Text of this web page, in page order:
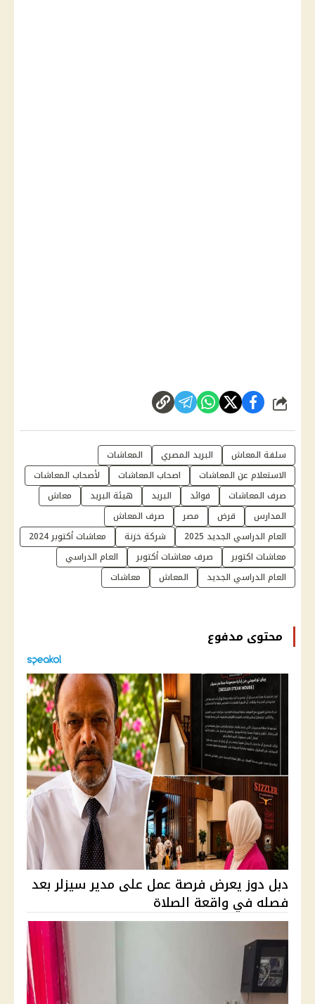
شارك
سلفة المعاش البريد المصري
المعاشات
الاستعلام عن المعاشات
اصحاب المعاشات
لأصحاب المعاشات
صرف المعاشات
فوائد البريد هيئة البريد
معاش
المدارس
قرض مصر
صرف المعاش
العام الدراسي الجديد 2025
شركة خزنة
معاشات أكتوبر 2024
معاشات اكتوبر
صرف معاشات أكتوبر
العام الدراسي
العام الدراسي الجديد
المعاش معاشات
محتوى مدفوع
دبل دوز يعرض فرصة عمل على مدير سيزلر بعد
فصله في واقعة الصلاة